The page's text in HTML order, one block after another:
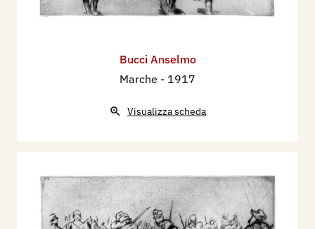
Bucci Anselmo
Marche - 1917
Visualizza scheda